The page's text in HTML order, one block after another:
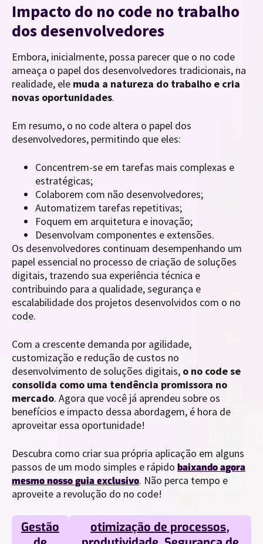
Impacto do no code no trabalho
dos desenvolvedores
Embora, inicialmente, possa parecer que o no code
ameaça o papel dos desenvolvedores tradicionais, na
realidade, ele muda a natureza do trabalho e cria
novas oportunidades.
Em resumo, o no code altera o papel dos
desenvolvedores, permitindo que eles:
Concentrem-se em tarefas mais complexas e
estratégicas;
Colaborem com não desenvolvedores;
Automatizem tarefas repetitivas;
Foquem em arquitetura e inovação;
Desenvolvam componentes e extensões.
Os desenvolvedores continuam desempenhando um
papel essencial no processo de criação de soluções
digitais, trazendo sua experiência técnica e
contribuindo para a qualidade, segurança e
escalabilidade dos projetos desenvolvidos com o no
code.
Com a crescente demanda por agilidade,
customização e redução de custos no
desenvolvimento de soluções digitais, o no code se
consolida como uma tendência promissora no
mercado. Agora que você já aprendeu sobre os
benefícios e impacto dessa abordagem, é hora de
aproveitar essa oportunidade!
Descubra como criar sua própria aplicação em alguns
passos de um modo simples e rápido baixando agora
mesmo nosso guia exclusivo. Não perca tempo e
aproveite a revolução do no code!
Gestão
otimização de processos,